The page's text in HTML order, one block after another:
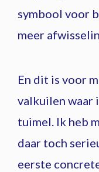
symbool voor
meer
En dit is voor
valkuilen waar
tuimel. Ik heb
daar toch
eerste